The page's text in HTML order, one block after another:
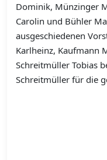
Dominik, Münzinger
Carolin und Bühler
ausgeschiedenen
Karlheinz, Kaufmann
Schreitmüller Tobias
Schreitmüller für die